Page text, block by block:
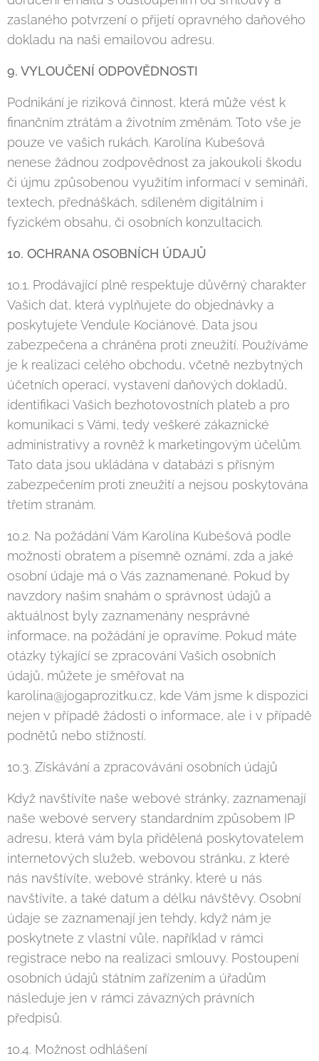
zaslaného potvrzení o přijetí opravného daňového
dokladu na naši emailovou adresu.
9. VYLOUČENÍ ODPOVĚDNOSTI
Podnikání je riziková činnost, která může vést k
finančním ztrátám a životním změnám. Toto vše je
pouze ve vašich rukách. Karolína Kubešová
nenese žádnou zodpovědnost za jakoukoli škodu
či újmu způsobenou využitím informací v semináři,
textech, přednáškách, sdíleném digitálním i
fyzickém obsahu, či osobních konzultacich.
10. OCHRANA OSOBNÍCH ÚDAJŮ
10.1. Prodávající plně respektuje důvěrný charakter
Vašich dat, která vyplňujete do objednávky a
poskytujete Vendule Kociánové. Data jsou
zabezpečena a chráněna proti zneužití. Používáme
je k realizaci celého obchodu, včetně nezbytných
účetních operací, vystavení daňových dokladů,
identifikaci Vašich bezhotovostních plateb a pro
komunikaci s Vámi, tedy veškeré zákaznické
administrativy a rovněž k marketingovým účelům.
Tato data jsou ukládána v databázi s přísným
zabezpečením proti zneužití a nejsou poskytována
třetím stranám.
10.2. Na požádání Vám Karolína Kubešová podle
možnosti obratem a písemně oznámí, zda a jaké
osobní údaje má o Vás zaznamenané. Pokud by
navzdory našim snahám o správnost údajů a
aktuálnost byly zaznamenány nesprávné
informace, na požádání je opravíme. Pokud máte
otázky týkající se zpracování Vašich osobních
údajů, můžete je směřovat na
karolina@jogaprozitku.cz, kde Vám jsme k dispozici
nejen v případě žádosti o informace, ale i v případě
podnětů nebo stížností.
10.3. Získávání a zpracovávání osobních údajů
Když navštívíte naše webové stránky, zaznamenají
naše webové servery standardním způsobem IP
adresu, která vám byla přidělená poskytovatelem
internetových služeb, webovou stránku, z které
nás navštívíte, webové stránky, které u nás
navštívíte, a také datum a délku návštěvy. Osobní
údaje se zaznamenají jen tehdy, když nám je
poskytnete z vlastní vůle, například v rámci
registrace nebo na realizaci smlouvy. Postoupení
osobních údajů státním zařízením a úřadům
následuje jen v rámci závazných právních
předpisů.
10.4. Možnost odhlášení